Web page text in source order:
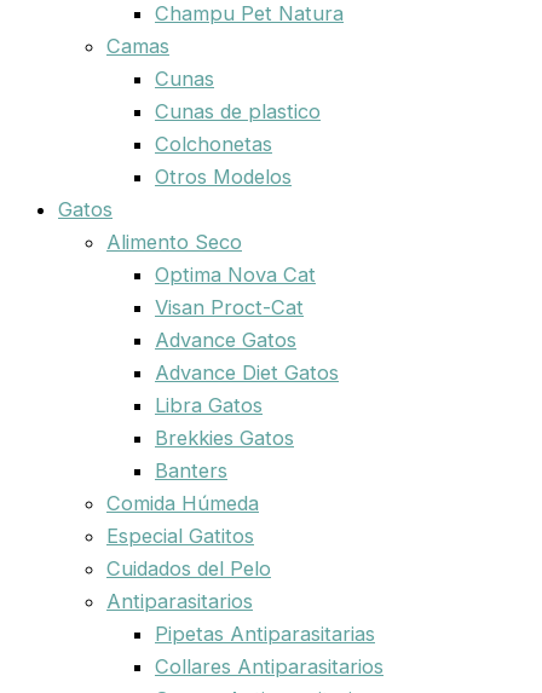
Champu Pet Natura
Camas
Cunas
Cunas de plastico
Colchonetas
Otros Modelos
Gatos
Alimento Seco
Optima Nova Cat
Visan Proct-Cat
Advance Gatos
Advance Diet Gatos
Libra Gatos
Brekkies Gatos
Banters
Comida Húmeda
Especial Gatitos
Cuidados del Pelo
Antiparasitarios
Pipetas Antiparasitarias
Collares Antiparasitarios